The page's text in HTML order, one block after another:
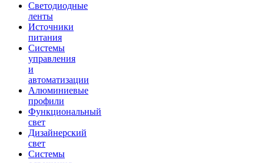
Светодиодные
ленты
Источники
питания
Системы
управления
и
автоматизации
Алюминиевые
профили
Функциональный
свет
Дизайнерский
свет
Системы